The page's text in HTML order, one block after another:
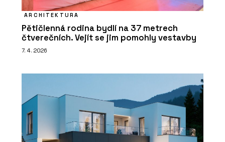
ARCHITEKTURA
Pětičlenná rodina bydlí na 37 metrech
čtverečních. Vejít se jim pomohly vestavby
7. 4. 2026